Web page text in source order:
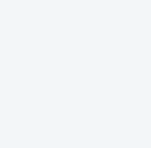
meses; Use cmd ou ctrl +